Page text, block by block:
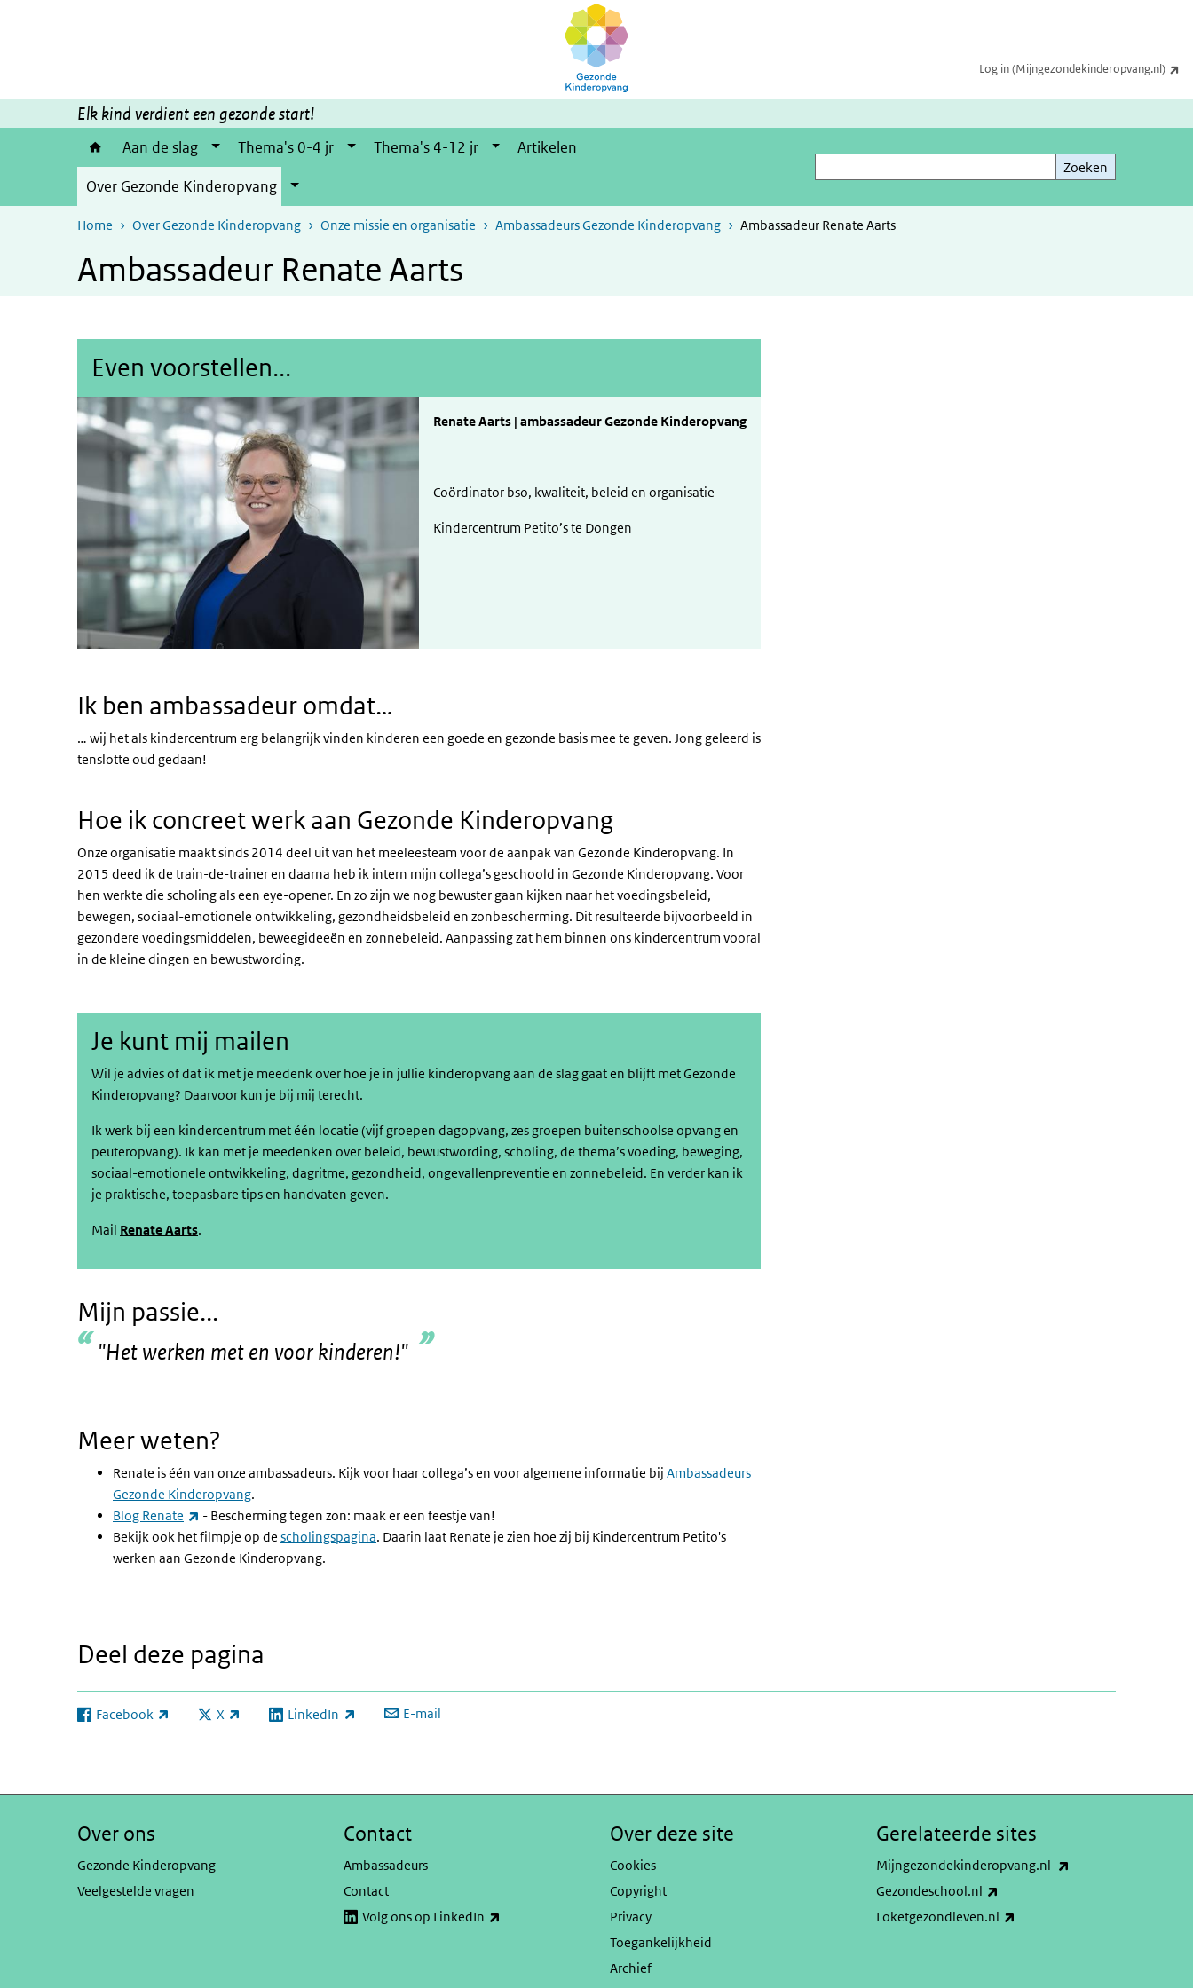
Log in (Mijngezondekinderopvang.nl)
Elk kind verdient een gezonde start!
Aan de slag Thema's 0-4 jr Thema's 4-12 jr
Artikelen
Over Gezonde Kinderopvang
Zoeken
Zoeken
Home Over Gezonde Kinderopvang Onze missie en organisatie Ambassadeurs Gezonde Kinderopvang Ambassadeur Renate Aarts
Ambassadeur Renate Aarts
Even voorstellen...
Renate Aarts | ambassadeur Gezonde Kinderopvang
Coördinator bso, kwaliteit, beleid en organisatie
Kindercentrum Petito’s te Dongen
Ik ben ambassadeur omdat…
… wij het als kindercentrum erg belangrijk vinden kinderen een goede en gezonde basis mee te geven. Jong geleerd is
tenslotte oud gedaan!
Hoe ik concreet werk aan Gezonde Kinderopvang
Onze organisatie maakt sinds 2014 deel uit van het meeleesteam voor de aanpak van Gezonde Kinderopvang. In
2015 deed ik de train-de-trainer en daarna heb ik intern mijn collega’s geschoold in Gezonde Kinderopvang. Voor
hen werkte die scholing als een eye-opener. En zo zijn we nog bewuster gaan kijken naar het voedingsbeleid,
bewegen, sociaal-emotionele ontwikkeling, gezondheidsbeleid en zonbescherming. Dit resulteerde bijvoorbeeld in
gezondere voedingsmiddelen, beweegideeën en zonnebeleid. Aanpassing zat hem binnen ons kindercentrum vooral
in de kleine dingen en bewustwording.
Je kunt mij mailen
Wil je advies of dat ik met je meedenk over hoe je in jullie kinderopvang aan de slag gaat en blijft met Gezonde
Kinderopvang? Daarvoor kun je bij mij terecht.
Ik werk bij een kindercentrum met één locatie (vijf groepen dagopvang, zes groepen buitenschoolse opvang en
peuteropvang). Ik kan met je meedenken over beleid, bewustwording, scholing, de thema’s voeding, beweging,
sociaal-emotionele ontwikkeling, dagritme, gezondheid, ongevallenpreventie en zonnebeleid. En verder kan ik
je praktische, toepasbare tips en handvaten geven.
Mail Renate Aarts.
Mijn passie...
"Het werken met en voor kinderen!"
Meer weten?
Renate is één van onze ambassadeurs. Kijk voor haar collega’s en voor algemene informatie bij Ambassadeurs
Gezonde Kinderopvang.
Blog Renate
(externe link)
- Bescherming tegen zon: maak er een feestje van!
Bekijk ook het filmpje op de scholingspagina. Daarin laat Renate je zien hoe zij bij Kindercentrum Petito's
werken aan Gezonde Kinderopvang.
Deel deze pagina
Facebook
(externe link) X
(externe link) LinkedIn
(externe link) E-mail
Over ons
Gezonde Kinderopvang
Veelgestelde vragen
Contact
Ambassadeurs
Contact
Volg ons op LinkedIn
Over deze site
Cookies
Copyright
Privacy
Toegankelijkheid
Archief
Gerelateerde sites
Mijngezondekinderopvang.nl
Gezondeschool.nl
Loketgezondleven.nl